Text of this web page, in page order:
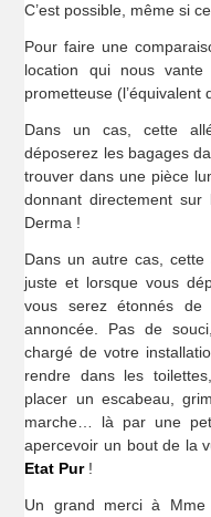
C’est possible, même si
Pour faire une
location qui nous
prometteuse (l’équivalent
Dans un cas, cette
déposerez les bagages
trouver dans une pièce
donnant directement
Derma !
Dans un autre cas, cette
juste et lorsque vous
vous serez étonnés
annoncée. Pas de
chargé de votre
rendre dans les
placer un escabeau,
marche… là par une
apercevoir un bout de la
Etat Pur!
Un grand merci à Mme